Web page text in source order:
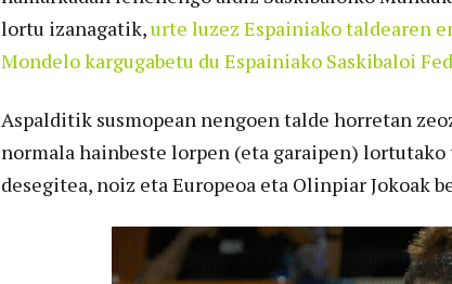
lortu izanagatik,urte luzez Espainiako taldearen
Mondelo kargugabetu du Espainiako Saskibaloi
Aspalditik susmopean nengoen talde horretan
normala hainbeste lorpen (eta garaipen)
desegitea, noiz eta Europeoa eta Olinpiar Jokoak